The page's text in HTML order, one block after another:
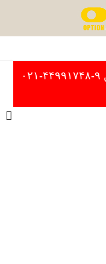
جهت ثبت سفارش با شماره تلفن ۹-۴۴۹۹۱۷۴۸-۰۲۱